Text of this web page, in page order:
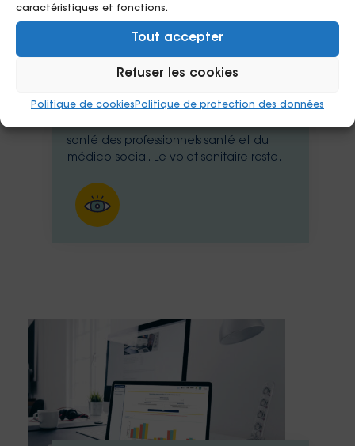
caractéristiques et fonctions.
Tout accepter
Refuser les cookies
Politique de cookies Politique de protection des données
Volet sanitaire
L'étude VALORIS, menée par l'EHESP,
santé des professionnels santé et du
médico-social. Le volet sanitaire reste
collectés. N'hésitez pas à le diffuser !